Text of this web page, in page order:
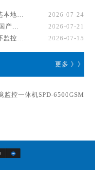
掌握三点核心，广东的机房动环项目选本地厂家事半功倍！
2026-07-24
2026年机房项目预算有限？推荐几款国产动环监控系统品牌
2026-07-21
以广东地区为切入点，选择优质的动环监控系统厂家
2026-07-15
更多 》》
监控一体机SPD-6500GSM